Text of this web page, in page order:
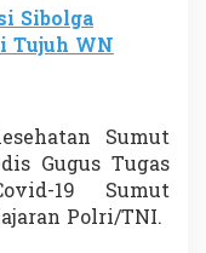
n
t
u
a
M
e
d
i
Sibolga
Tujuh WN
Sumut
Gugus Tugas
19 Sumut
Polri/TNI.